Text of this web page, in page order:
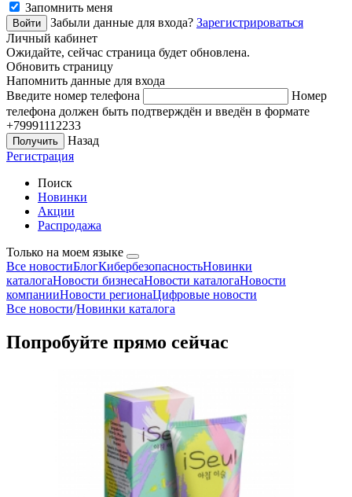
Запомнить меня
Забыли данные для входа? Зарегистрироваться
Личный кабинет
Ожидайте, сейчас страница будет обновлена.
Обновить страницу
Напомнить данные для входа
Введите номер телефона
Номер
телефона должен быть подтверждён и введён в формате
+79991112233
Назад
Регистрация
Поиск
Новинки
Акции
Распродажа
Только на моем языке
Все новостиБлогКибербезопасностьНовинки
каталогаНовости бизнесаНовости каталогаНовости
компанииНовости регионаЦифровые новости
Все новости/Новинки каталога
Попробуйте прямо сейчас